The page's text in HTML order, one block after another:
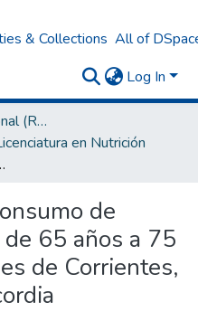
& Collections All of
Log In
Repositorio Institucional (RI) del Instituto Universitario de Ciencias de la Salud Fundación H. A. Barceló
en Nutrición
Corrientes, Resistencia y Concordia
de
65 años a 75
de Corrientes,